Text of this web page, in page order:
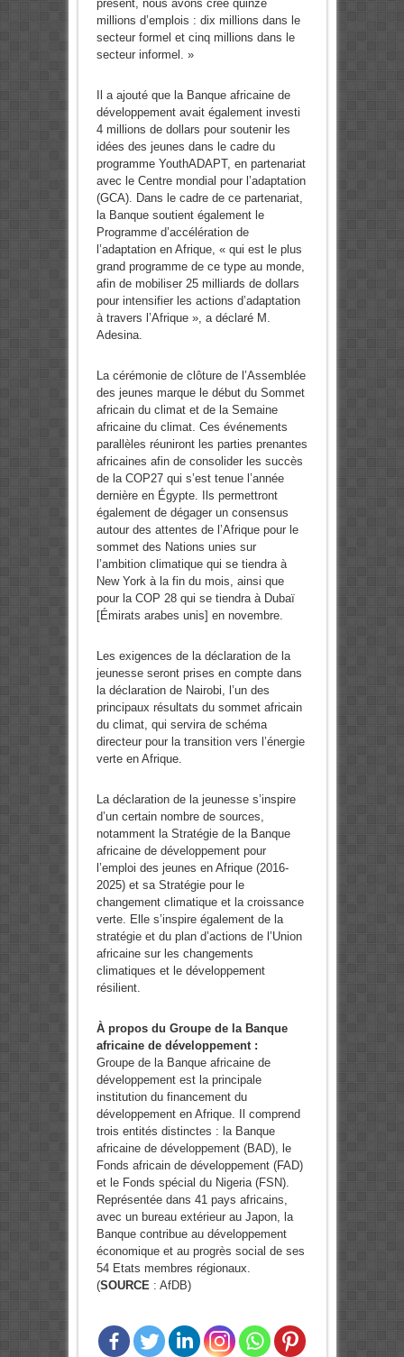
présent, nous avons créé quinze
millions d’emplois : dix millions dans le
secteur formel et cinq millions dans le
secteur informel. »
Il a ajouté que la Banque africaine de
développement avait également investi
4 millions de dollars pour soutenir les
idées des jeunes dans le cadre du
programme YouthADAPT, en partenariat
avec le Centre mondial pour l’adaptation
(GCA). Dans le cadre de ce partenariat,
la Banque soutient également le
Programme d’accélération de
l’adaptation en Afrique, « qui est le plus
grand programme de ce type au monde,
afin de mobiliser 25 milliards de dollars
pour intensifier les actions d’adaptation
à travers l’Afrique », a déclaré M.
Adesina.
La cérémonie de clôture de l’Assemblée
des jeunes marque le début du Sommet
africain du climat et de la Semaine
africaine du climat. Ces événements
parallèles réuniront les parties prenantes
africaines afin de consolider les succès
de la COP27 qui s’est tenue l’année
dernière en Égypte. Ils permettront
également de dégager un consensus
autour des attentes de l’Afrique pour le
sommet des Nations unies sur
l’ambition climatique qui se tiendra à
New York à la fin du mois, ainsi que
pour la COP 28 qui se tiendra à Dubaï
[Émirats arabes unis] en novembre.
Les exigences de la déclaration de la
jeunesse seront prises en compte dans
la déclaration de Nairobi, l’un des
principaux résultats du sommet africain
du climat, qui servira de schéma
directeur pour la transition vers l’énergie
verte en Afrique.
La déclaration de la jeunesse s’inspire
d’un certain nombre de sources,
notamment la Stratégie de la Banque
africaine de développement pour
l’emploi des jeunes en Afrique (2016-
2025) et sa Stratégie pour le
changement climatique et la croissance
verte. Elle s’inspire également de la
stratégie et du plan d’actions de l’Union
africaine sur les changements
climatiques et le développement
résilient.
À propos du Groupe de la Banque
africaine de développement :
Groupe de la Banque africaine de
développement est la principale
institution du financement du
développement en Afrique. Il comprend
trois entités distinctes : la Banque
africaine de développement (BAD), le
Fonds africain de développement (FAD)
et le Fonds spécial du Nigeria (FSN).
Représentée dans 41 pays africains,
avec un bureau extérieur au Japon, la
Banque contribue au développement
économique et au progrès social de ses
54 Etats membres régionaux.
(SOURCE : AfDB)